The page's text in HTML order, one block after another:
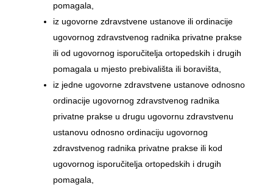
pomagala,
iz ugovorne zdravstvene ustanove ili ordinacije
ugovornog zdravstvenog radnika privatne prakse
ili od ugovornog isporučitelja ortopedskih i drugih
pomagala u mjesto prebivališta ili boravišta,
iz jedne ugovorne zdravstvene ustanove odnosno
ordinacije ugovornog zdravstvenog radnika
privatne prakse u drugu ugovornu zdravstvenu
ustanovu odnosno ordinaciju ugovornog
zdravstvenog radnika privatne prakse ili kod
ugovornog isporučitelja ortopedskih i drugih
pomagala,